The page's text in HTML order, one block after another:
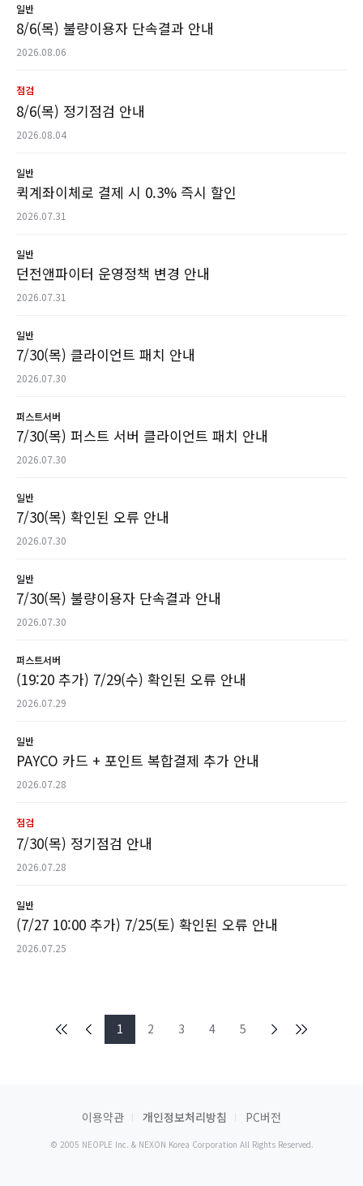
일반
8/6(목) 불량이용자 단속결과 안내
2026.08.06
점검
8/6(목) 정기점검 안내
2026.08.04
일반
퀵계좌이체로 결제 시 0.3% 즉시 할인
2026.07.31
일반
던전앤파이터 운영정책 변경 안내
2026.07.31
일반
7/30(목) 클라이언트 패치 안내
2026.07.30
퍼스트서버
7/30(목) 퍼스트 서버 클라이언트 패치 안내
2026.07.30
일반
7/30(목) 확인된 오류 안내
2026.07.30
일반
7/30(목) 불량이용자 단속결과 안내
2026.07.30
퍼스트서버
(19:20 추가) 7/29(수) 확인된 오류 안내
2026.07.29
일반
PAYCO 카드 + 포인트 복합결제 추가 안내
2026.07.28
점검
7/30(목) 정기점검 안내
2026.07.28
일반
(7/27 10:00 추가) 7/25(토) 확인된 오류 안내
2026.07.25
1 2 3 4 5
이용약관 개인정보처리방침 PC버전
© 2005 NEOPLE Inc. & NEXON Korea Corporation All Rights Reserved.